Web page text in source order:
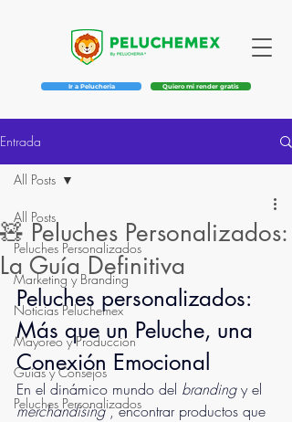
Quiero mi render gratis
Ir a Pelucheria
Entrada
All Posts
Peluches Personalizados
Marketing y Branding
Noticias Peluchemex
Mayoreo y Producción
Guías y Consejos
Peluches Personalizados
All Posts
🧸 Peluches Personalizados:
La Guía Definitiva
Peluches personalizados:
Más que un Peluche, una
Conexión Emocional
En el dinámico mundo del branding y el
merchandising , encontrar productos que